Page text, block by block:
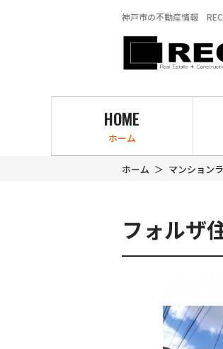
神戸市の不動産情報
HOME
ホーム
ホーム マンション
フォルザ